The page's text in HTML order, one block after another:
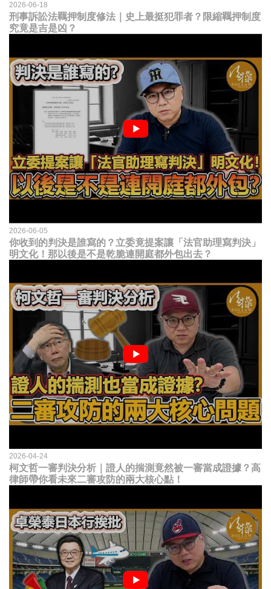
2026-06-18
刑事訴訟法羈押制度修法｜史上最挺犯罪者？限縮羈押制度
究竟是吉是凶？
2026-06-05
你收到的判決是誰寫的？立委竟提案讓「法官助理寫判決」
明文化！那以後是不是乾脆連開庭都外包出去？
2026-04-24
柯文哲一審判決分析｜證人的揣測竟然被一審當成證據？高
律師帶你看未來二審攻防的兩大核心點！